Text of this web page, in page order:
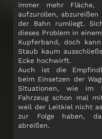
immer mehr Fläche,
aufzurollen,
der Bahn rumliegt.
dieses Problem in
Kupferband, doch
Staub kaum
Ecke hochwirft.
Auch ist die
beim Einsetzen der
Situationen, wie im
Fahrzeug schon mal
weil der Leitkiel nicht
zur Folge haben,
abreißen.